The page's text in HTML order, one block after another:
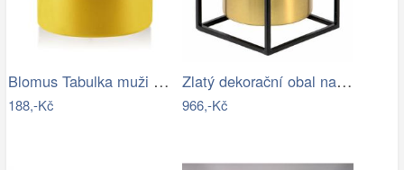
Blomus Tabulka muži Signo, kulatá
188,-Kč
Zlatý dekorační obal na květináč v…
966,-Kč